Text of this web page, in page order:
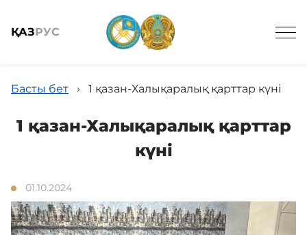
ҚАЗРУС
Техникалық қадағалау
Басты бет › 1 қазан-Халықаралық қарттар күні
1 қазан-Халықаралық қарттар
күні
01.10.2024